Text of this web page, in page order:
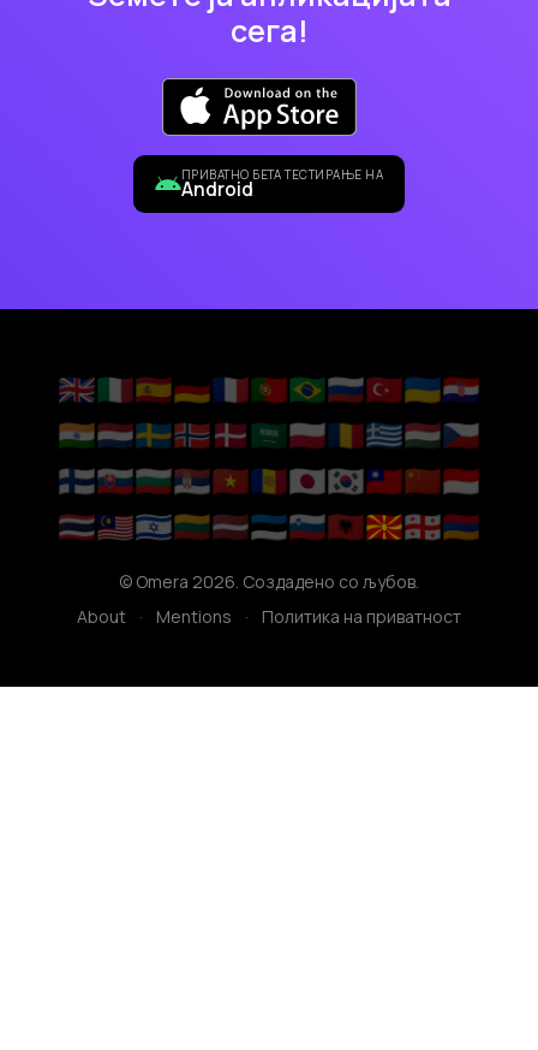
сега!
ПРИВАТНО БЕТА ТЕСТИРАЊЕ НА
Android
🇬🇧🇮🇹🇪🇸🇩🇪🇫🇷🇵🇹🇧🇷🇷🇺🇹🇷🇺🇦🇭🇷
🇮🇳🇳🇱🇸🇪🇳🇴🇩🇰🇸🇦🇵🇱🇷🇴🇬🇷🇭🇺🇨🇿
🇫🇮🇸🇰🇧🇬🇷🇸🇻🇳🇦🇩🇯🇵🇰🇷🇹🇼🇨🇳🇮🇩
🇹🇭🇲🇾🇮🇱🇱🇹🇱🇻🇪🇪🇸🇮🇦🇱🇲🇰🇬🇪🇦🇲
© Omera 2026. Создадено со љубов.
About
· Mentions · Политика на приватност